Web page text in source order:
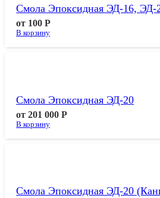
Смола Эпоксидная ЭД-16, ЭД-
от 100Р
В корзину
Смола Эпоксидная ЭД-20
от201 000Р
В корзину
Смола Эпоксидная ЭД-20